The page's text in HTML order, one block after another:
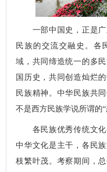
一部中国史，正是广
民族的交流交融史。各
域，共同缔造统一的多
国历史，共同创造灿烂
民族精神。中华民族共
不是西方民族学说所谓的“
各民族优秀传统文化
中华文化是主干，各民
枝繁叶茂。考察期间，